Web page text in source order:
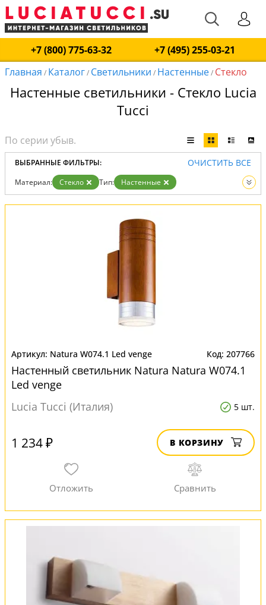
+7 (800) 775-63-32
+7 (495) 255-03-21
Главная / Каталог/ Светильники / Настенные/ Стекло
Настенные светильники - Стекло Lucia
Tucci
ВЫБРАННЫЕ ФИЛЬТРЫ: ОЧИСТИТЬ ВСЕ
Материал: Стекло Тип:
Настенные
Вид:
Светильники
Natura W074.1 Led venge 207766
Настенный светильник Natura Natura W074.1
Led venge
Lucia Tucci (Италия)
5 шт.
1 234 ₽ В КОРЗИНУ